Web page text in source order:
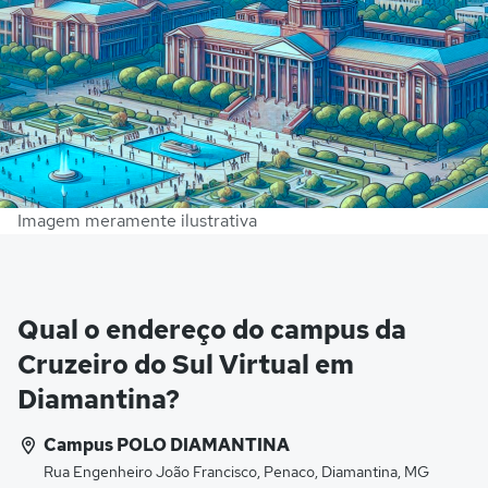
Imagem meramente ilustrativa
Qual o endereço do campus da
Cruzeiro do Sul Virtual em
Diamantina?
Campus POLO DIAMANTINA
Rua Engenheiro João Francisco, Penaco, Diamantina, MG